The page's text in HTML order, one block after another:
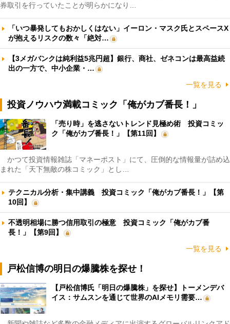
券取引を行っていたことが明らかになり…
「いつ暴発してもおかしくはない」イーロン・マスク氏とスペースX
が抱えるリスクの数々「絶対…
【3メガバンクは純利益5兆円超】銀行、商社、ゼネコンは最高益続
出の一方で、中小企業・…
一覧を見る
投資ノウハウ満載コミック「俺がカブ番長！」
「売り時」を逃さないトレンド見極め術 投資コミッ
ク「俺がカブ番長！」【第11回】
かつて投資情報雑誌「マネーポスト」にて、圧倒的な情報量が詰め込
まれた「天下無敵の株コミック」とし…
テクニカル分析・集中講義 投資コミック「俺がカブ番長！」【第
10回】
不透明相場に勝つ信用取引の極意 投資コミック「俺がカブ番
長！」【第9回】
一覧を見る
戸松信博の明日の爆騰株を探せ！
【戸松信博氏「明日の爆騰株」を探せ】トーメンデバ
イス：サムスンを通じて世界のAIメモリ需要…